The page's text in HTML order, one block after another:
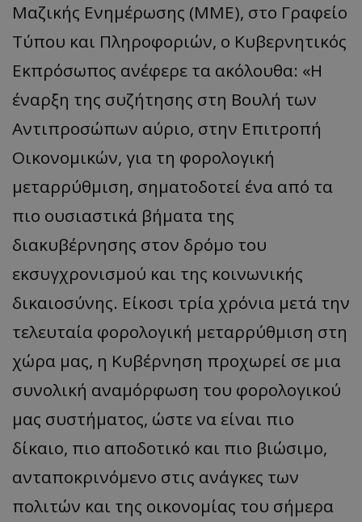
Μαζικής Ενημέρωσης (ΜΜΕ), στο Γραφείο
Τύπου και Πληροφοριών, ο Κυβερνητικός
Εκπρόσωπος ανέφερε τα ακόλουθα: «Η
έναρξη της συζήτησης στη Βουλή των
Αντιπροσώπων αύριο, στην Επιτροπή
Οικονομικών, για τη φορολογική
μεταρρύθμιση, σηματοδοτεί ένα από τα
πιο ουσιαστικά βήματα της
διακυβέρνησης στον δρόμο του
εκσυγχρονισμού και της κοινωνικής
δικαιοσύνης. Είκοσι τρία χρόνια μετά την
τελευταία φορολογική μεταρρύθμιση στη
χώρα μας, η Κυβέρνηση προχωρεί σε μια
συνολική αναμόρφωση του φορολογικού
μας συστήματος, ώστε να είναι πιο
δίκαιο, πιο αποδοτικό και πιο βιώσιμο,
ανταποκρινόμενο στις ανάγκες των
πολιτών και της οικονομίας του σήμερα